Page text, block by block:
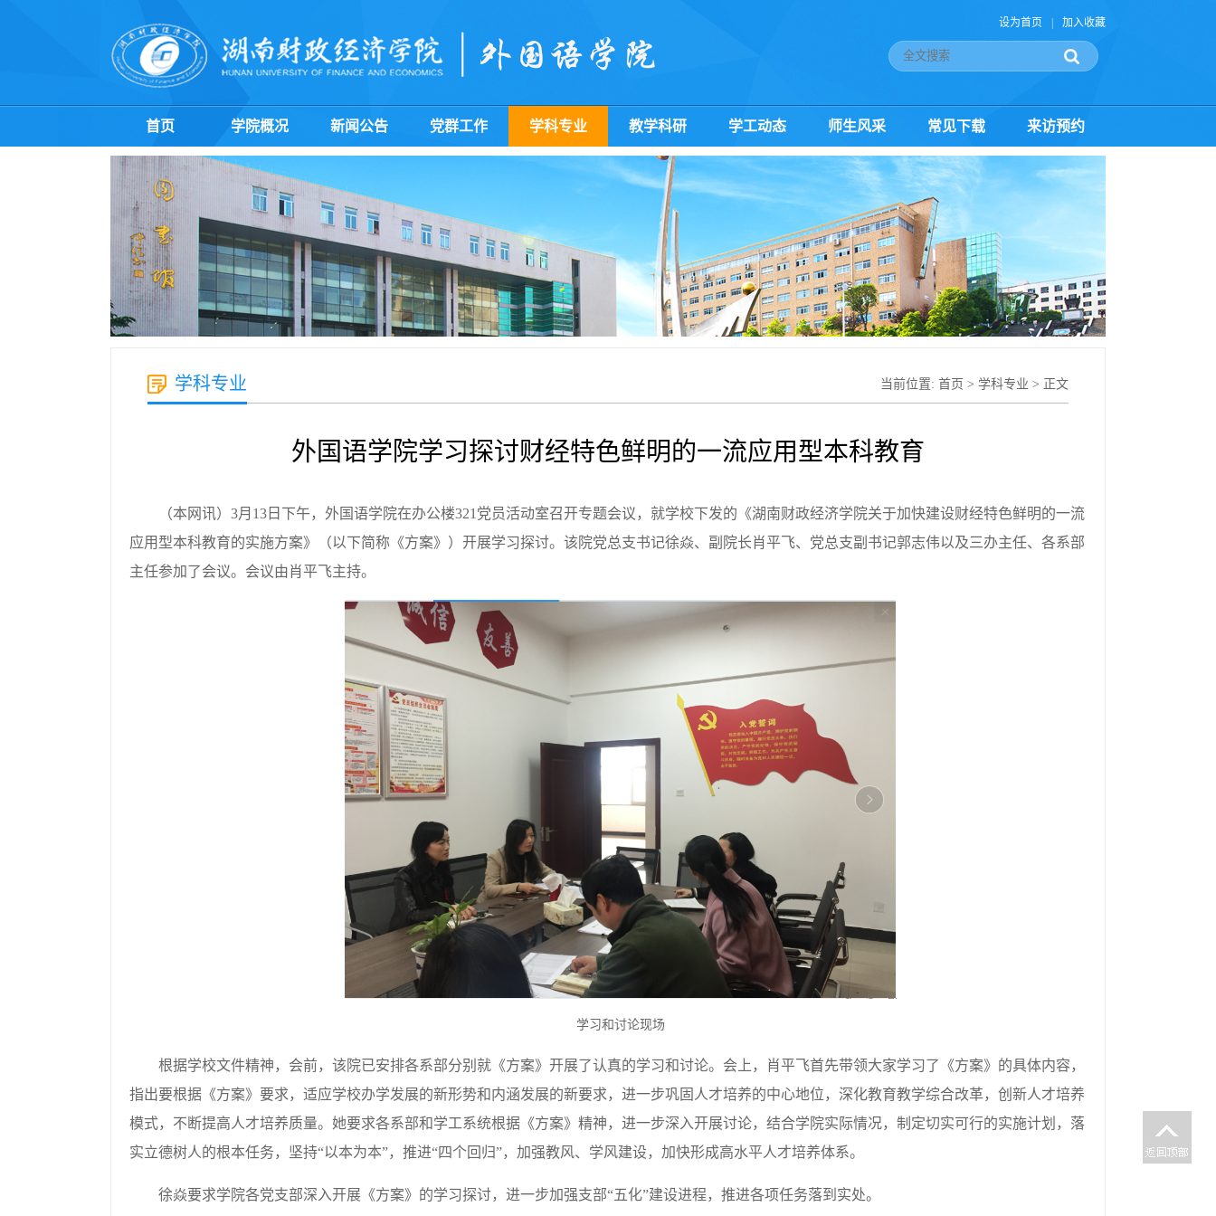
加入收藏
设为首页
首页 学院概况 新闻公告 党群工作 学科专业 教学科研 学工动态 师生风采 常见下载 来访预约
学科专业 当前位置: 首页 > 学科专业 > 正文
外国语学院学习探讨财经特色鲜明的一流应用型本科教育
（本网讯）3月13日下午，外国语学院在办公楼321党员活动室召开专题会议，就学校下发的《湖南财政经济学院关于加快建设财经特色鲜明的一流
应用型本科教育的实施方案》（以下简称《方案》）开展学习探讨。该院党总支书记徐焱、副院长肖平飞、党总支副书记郭志伟以及三办主任、各系部
主任参加了会议。会议由肖平飞主持。
学习和讨论现场
根据学校文件精神，会前，该院已安排各系部分别就《方案》开展了认真的学习和讨论。会上，肖平飞首先带领大家学习了《方案》的具体内容，
指出要根据《方案》要求，适应学校办学发展的新形势和内涵发展的新要求，进一步巩固人才培养的中心地位，深化教育教学综合改革，创新人才培养
模式，不断提高人才培养质量。她要求各系部和学工系统根据《方案》精神，进一步深入开展讨论，结合学院实际情况，制定切实可行的实施计划，落
实立德树人的根本任务，坚持“以本为本”，推进“四个回归”，加强教风、学风建设，加快形成高水平人才培养体系。
徐焱要求学院各党支部深入开展《方案》的学习探讨，进一步加强支部“五化”建设进程，推进各项任务落到实处。